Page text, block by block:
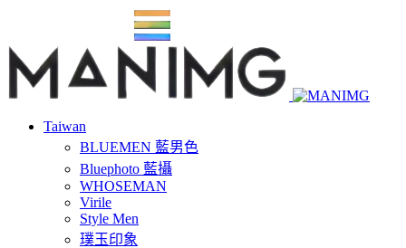
Taiwan
BLUEMEN 藍男色
Bluephoto 藍攝
WHOSEMAN
Virile
Style Men
璞玉印象